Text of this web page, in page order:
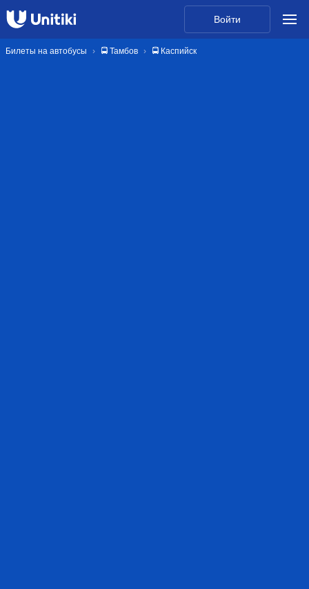
Войти
Билеты на автобусы 🚍 Тамбов 🚍 Каспийск